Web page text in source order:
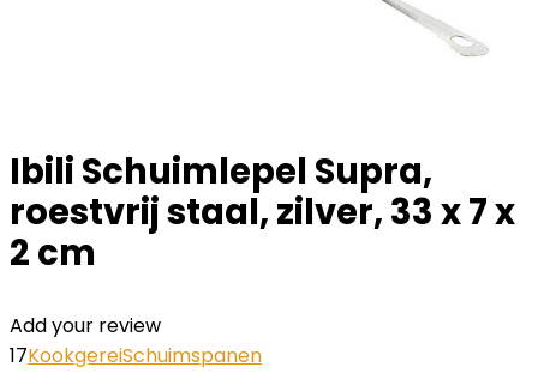
Ibili Schuimlepel Supra,
roestvrij staal, zilver, 33 x 7 x
2 cm
Add your review
17KookgereiSchuimspanen